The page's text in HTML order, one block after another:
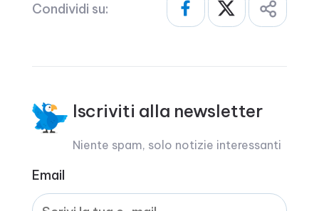
Condividi su:
Iscriviti alla newsletter
Niente spam, solo notizie interessanti
Email